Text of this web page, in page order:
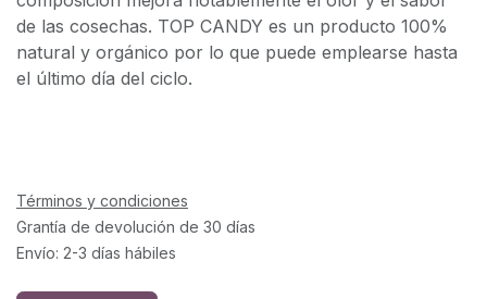
de las cosechas. TOP CANDY es un producto 100%
natural y orgánico por lo que puede emplearse hasta
el último día del ciclo.
Términos y condiciones
Grantía de devolución de 30 días
Envío: 2-3 días hábiles